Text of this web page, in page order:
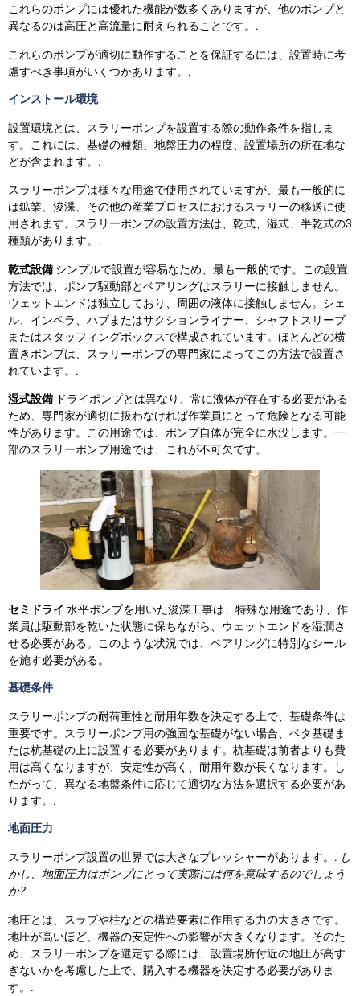
これらのポンプには優れた機能が数多くありますが、他のポンプと
異なるのは高圧と高流量に耐えられることです。.
これらのポンプが適切に動作することを保証するには、設置時に考
慮すべき事項がいくつかあります。.
インストール環境
設置環境とは、スラリーポンプを設置する際の動作条件を指しま
す。これには、基礎の種類、地盤圧力の程度、設置場所の所在地な
どが含まれます。.
スラリーポンプは様々な用途で使用されていますが、最も一般的に
は鉱業、浚渫、その他の産業プロセスにおけるスラリーの移送に使
用されます。スラリーポンプの設置方法は、乾式、湿式、半乾式の3
種類があります。.
乾式設備シンプルで設置が容易なため、最も一般的です。この設置
方法では、ポンプ駆動部とベアリングはスラリーに接触しません。
ウェットエンドは独立しており、周囲の液体に接触しません。シェ
ル、インペラ、ハブまたはサクションライナー、シャフトスリーブ
またはスタッフィングボックスで構成されています。ほとんどの横
置きポンプは、スラリーポンプの専門家によってこの方法で設置さ
れています。.
湿式設備 ドライポンプとは異なり、常に液体が存在する必要がある
ため、専門家が適切に扱わなければ作業員にとって危険となる可能
性があります。この用途では、ポンプ自体が完全に水没します。一
部のスラリーポンプ用途では、これが不可欠です。
セミドライ 水平ポンプを用いた浚渫工事は、特殊な用途であり、作
業員は駆動部を乾いた状態に保ちながら、ウェットエンドを湿潤さ
せる必要がある。このような状況では、ベアリングに特別なシール
を施す必要がある。
基礎条件
スラリーポンプの耐荷重性と耐用年数を決定する上で、基礎条件は
重要です。スラリーポンプ用の強固な基礎がない場合、ベタ基礎ま
たは杭基礎の上に設置する必要があります。杭基礎は前者よりも費
用は高くなりますが、安定性が高く、耐用年数が長くなります。し
たがって、異なる地盤条件に応じて適切な方法を選択する必要があ
ります。.
地面圧力
スラリーポンプ設置の世界では大きなプレッシャーがあります。. し
かし、地面圧力はポンプにとって実際には何を意味するのでしょう
か?
地圧とは、スラブや柱などの構造要素に作用する力の大きさです。
地圧が高いほど、機器の安定性への影響が大きくなります。そのた
め、スラリーポンプを選定する際には、設置場所付近の地圧が高す
ぎないかを考慮した上で、購入する機器を決定する必要がありま
す。.